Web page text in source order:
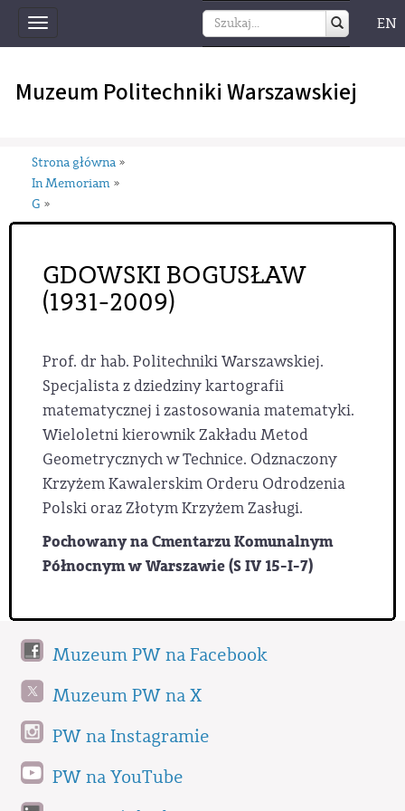
Toggle
navigation
EN
Muzeum Politechniki Warszawskiej
Strona główna »
In Memoriam »
G »
GDOWSKI BOGUSŁAW
(1931-2009)
Prof. dr hab. Politechniki Warszawskiej.
Specjalista z dziedziny kartografii
matematycznej i zastosowania matematyki.
Wieloletni kierownik Zakładu Metod
Geometrycznych w Technice. Odznaczony
Krzyżem Kawalerskim Orderu Odrodzenia
Polski oraz Złotym Krzyżem Zasługi.
Pochowany na Cmentarzu Komunalnym
Północnym w Warszawie (S IV 15-I-7)
Muzeum PW na Facebook
Muzeum PW na X
PW na Instagramie
PW na YouTube